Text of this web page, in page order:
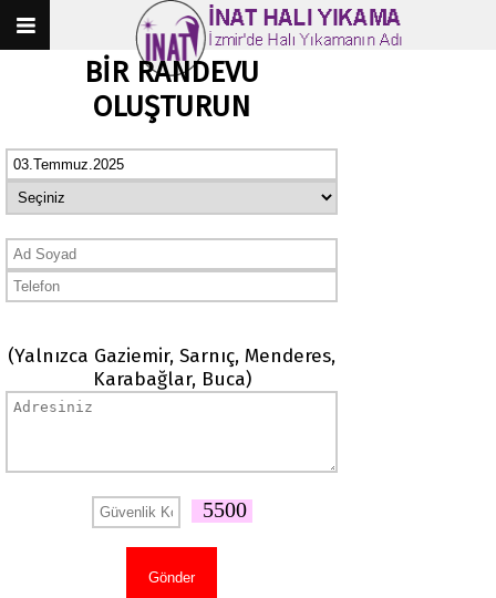
BİR RANDEVU
OLUŞTURUN
(Yalnızca Gaziemir, Sarnıç, Menderes,
Karabağlar, Buca)
5500